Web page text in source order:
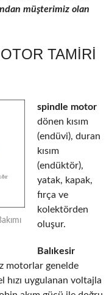
müşterimiz olan
TAMIRI
spindle motor
dönen kısım
(endüvi), duran
kısım
(endüktör),
yatak, kapak,
fırça ve
kolektörden
oluşur.
Balıkesir
motorlar genelde
hızı uygulanan voltajla